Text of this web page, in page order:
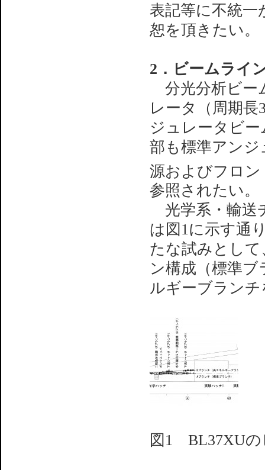
表記等に不統
恕を頂きたい。
2．ビームライ
分光分析ビー
レータ（周期長
ジュレータビ
部も標準アン
源およびフロ
参照されたい。
光学系・輸送
は図1に示す通
たな試みとし
ン構成（標準
ルギーブラン
図1 BL37XUの